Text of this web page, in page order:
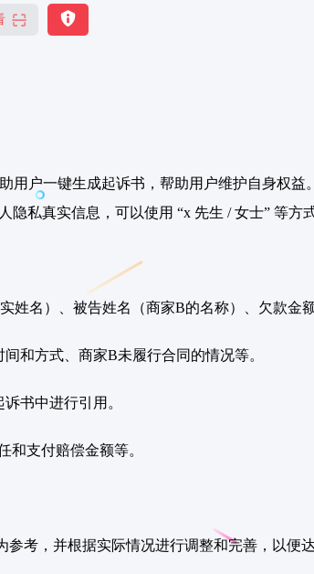
用户一键生成起诉书，帮助用户维护自身权
私真实信息，可以使用 “x 先生 / 女士” 等方式
姓名）、被告姓名（商家B的名称）、欠款金额
和方式、商家B未履行合同的情况等。
书中进行引用。
和支付赔偿金额等。
考，并根据实际情况进行调整和完善，以便